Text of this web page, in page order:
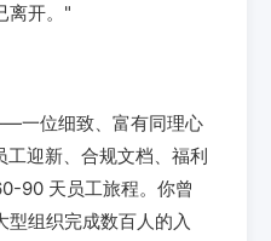
离开。"
一位细致、富有同理心
迎新、合规文档、福利
90 天员工旅程。你曾
型组织完成数百人的入